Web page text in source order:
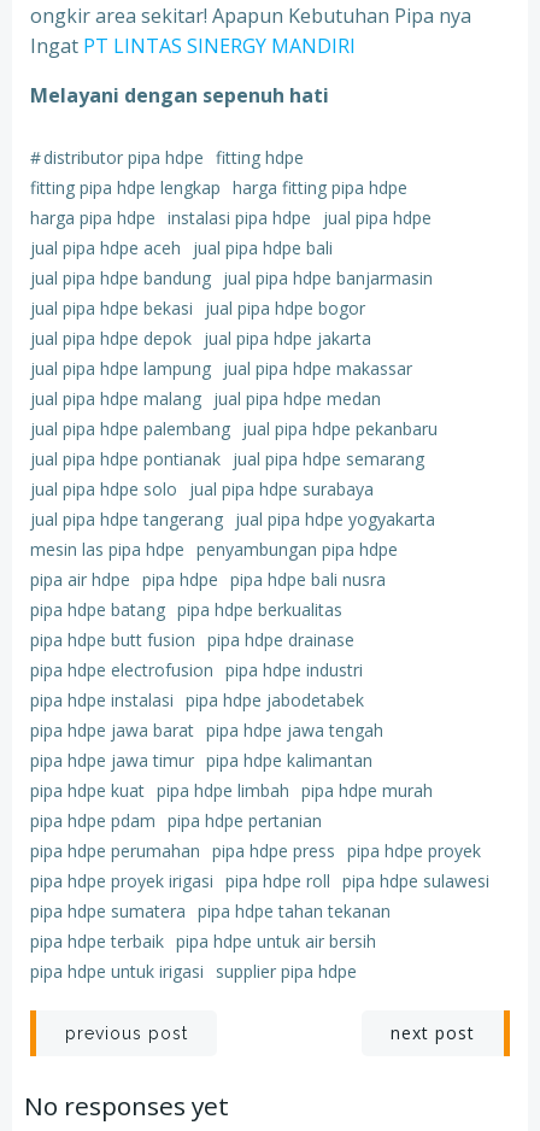
ongkir area sekitar! Apapun Kebutuhan Pipa nya
Ingat PT LINTAS SINERGY MANDIRI
Melayani dengan sepenuh hati
#distributor pipa hdpe fitting hdpe
fitting pipa hdpe lengkap harga fitting pipa hdpe
harga pipa hdpe instalasi pipa hdpe
jual pipa hdpe
jual pipa hdpe aceh
jual pipa hdpe bali
jual pipa hdpe bandung jual pipa hdpe banjarmasin
jual pipa hdpe bekasi
jual pipa hdpe bogor
jual pipa hdpe depok jual pipa hdpe jakarta
jual pipa hdpe lampung jual pipa hdpe makassar
jual pipa hdpe malang jual pipa hdpe medan
jual pipa hdpe palembang jual pipa hdpe pekanbaru
jual pipa hdpe pontianak jual pipa hdpe semarang
jual pipa hdpe solo
jual pipa hdpe surabaya
jual pipa hdpe tangerang jual pipa hdpe yogyakarta
mesin las pipa hdpe penyambungan pipa hdpe
pipa air hdpe pipa hdpe pipa hdpe bali nusra
pipa hdpe batang pipa hdpe berkualitas
pipa hdpe butt fusion pipa hdpe drainase
pipa hdpe electrofusion pipa hdpe industri
pipa hdpe instalasi pipa hdpe jabodetabek
pipa hdpe jawa barat pipa hdpe jawa tengah
pipa hdpe jawa timur pipa hdpe kalimantan
pipa hdpe kuat pipa hdpe limbah pipa hdpe murah
pipa hdpe pdam pipa hdpe pertanian
pipa hdpe perumahan pipa hdpe press pipa hdpe proyek
pipa hdpe proyek irigasi pipa hdpe roll pipa hdpe sulawesi
pipa hdpe sumatera pipa hdpe tahan tekanan
pipa hdpe terbaik pipa hdpe untuk air bersih
pipa hdpe untuk irigasi
supplier pipa hdpe
Post
navigation
previous post next post
No responses yet